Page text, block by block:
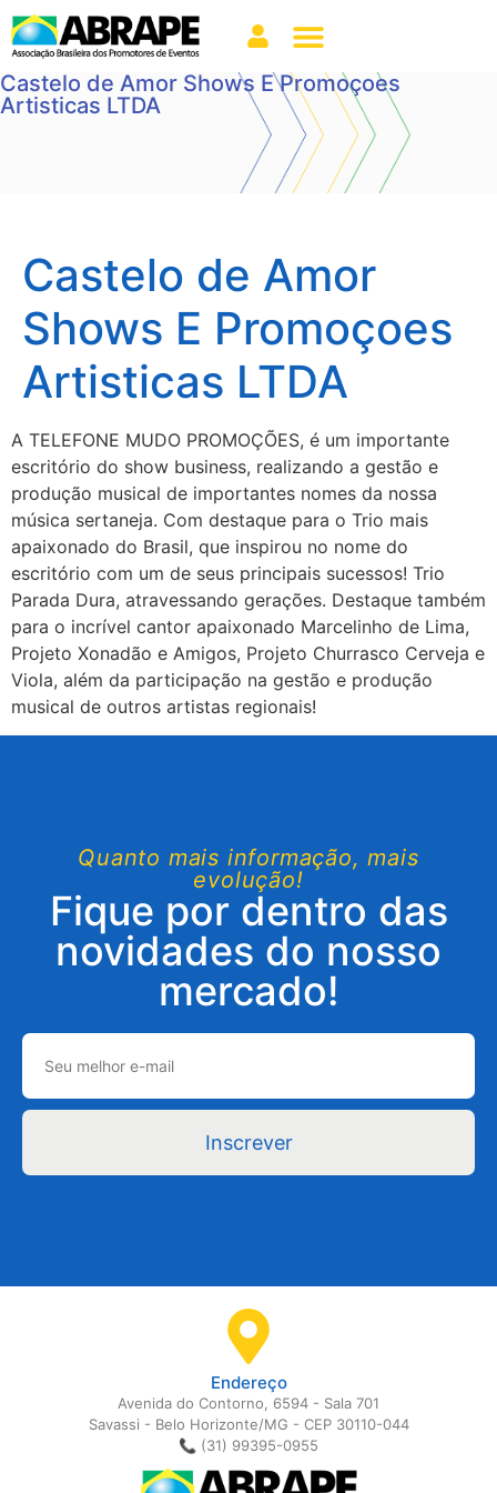
Castelo de Amor Shows E Promoçoes
Artisticas LTDA
Castelo de Amor
Shows E Promoçoes
Artisticas LTDA
A TELEFONE MUDO PROMOÇÕES, é um importante
escritório do show business, realizando a gestão e
produção musical de importantes nomes da nossa
música sertaneja. Com destaque para o Trio mais
apaixonado do Brasil, que inspirou no nome do
escritório com um de seus principais sucessos! Trio
Parada Dura, atravessando gerações. Destaque também
para o incrível cantor apaixonado Marcelinho de Lima,
Projeto Xonadão e Amigos, Projeto Churrasco Cerveja e
Viola, além da participação na gestão e produção
musical de outros artistas regionais!
Quanto mais informação, mais
evolução!
Fique por dentro das
novidades do nosso
mercado!
Inscrever
Endereço
Avenida do Contorno, 6594 - Sala 701
Savassi - Belo Horizonte/MG - CEP 30110-044
📞 (31) 99395-0955